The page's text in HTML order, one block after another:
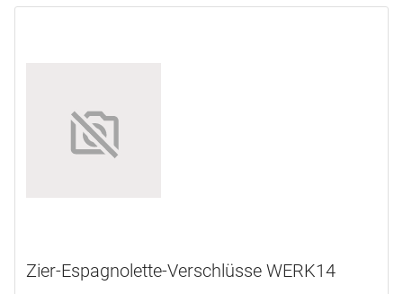
Zier-Espagnolette-Verschlüsse WERK14